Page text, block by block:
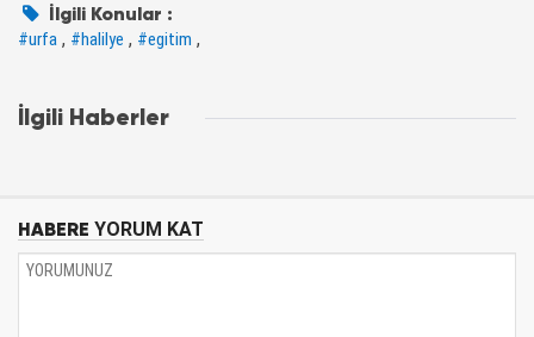
İlgili Konular :
#urfa , #halilye , #egitim ,
İlgili Haberler
HABERE YORUM KAT